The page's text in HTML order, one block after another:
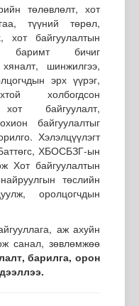
төлөвлөлт, хот
түүний төрөл,
хот байгуулалтын
баримт бичиг
шинжилгээ,
эрх үүрэг,
холбогдсон
байгуулалт,
байгуулалтыг
Хэлэлцүүлэгт
ХБОСБЗГ-ын
Хот байгуулалтын
төслийн
оролцогчдын
аж ахуйн
санал, зөвлөмжөө
барилга, орон